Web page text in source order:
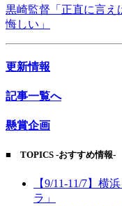
黒崎監督「正直に言え
悔しい」
更新情報
記事一覧へ
懸賞企画
■ TOPICS -おすすめ情報-
【9/11-11/7】横
ラ」